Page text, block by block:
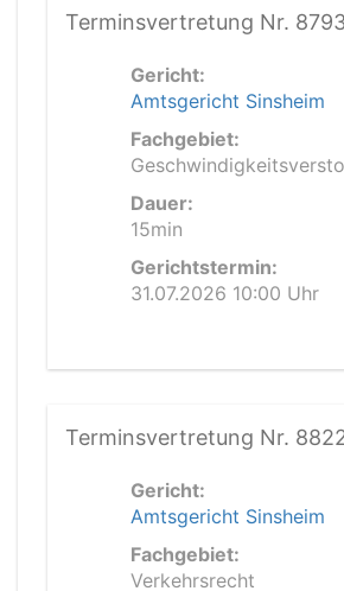
Terminsvertretung Nr.
Gericht:
Amtsgericht Sinsheim
Fachgebiet:
Dauer:
15min
Gerichtstermin:
31.07.2026 10:00 Uhr
Terminsvertretung Nr.
Gericht:
Amtsgericht Sinsheim
Fachgebiet:
Verkehrsrecht